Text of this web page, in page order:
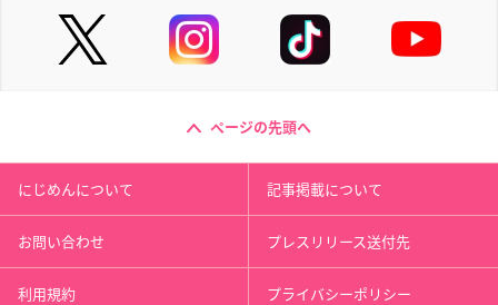
ページの先頭へ
にじめんについて 記事掲載について
お問い合わせ プレスリリース送付先
利用規約 プライバシーポリシー